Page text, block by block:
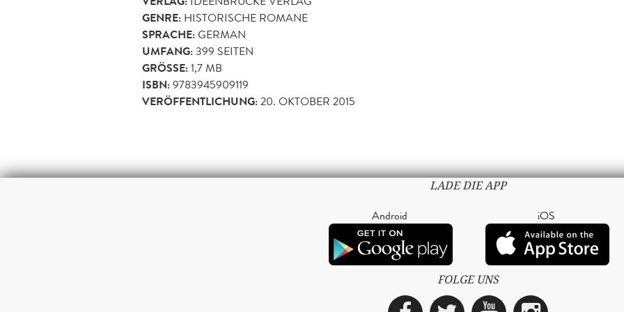
GENRE: HISTORISCHE ROMANE
SPRACHE:GERMAN
UMFANG:399 SEITEN
GRÖSSE: 1,7 MB
ISBN:9783945909119
VERÖFFENTLICHUNG:20. OKTOBER 2015
LADE DIE APP
Android iOS
FOLGE UNS